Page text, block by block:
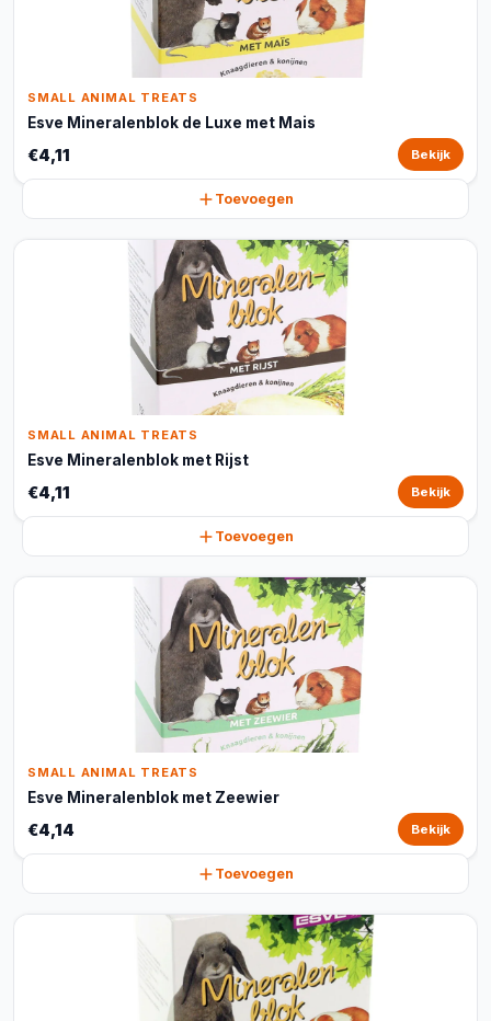
SMALL ANIMAL TREATS
Esve Mineralenblok de Luxe met Mais
€4,11 Bekijk
Toevoegen
SMALL ANIMAL TREATS
Esve Mineralenblok met Rijst
€4,11 Bekijk
Toevoegen
SMALL ANIMAL TREATS
Esve Mineralenblok met Zeewier
€4,14 Bekijk
Toevoegen